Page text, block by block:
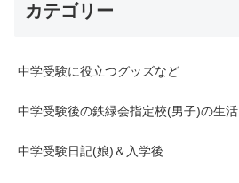
カテゴリー
中学受験に役立つグッズなど
中学受験後の鉄緑会指定校(男子)の生活
中学受験日記(娘)＆入学後